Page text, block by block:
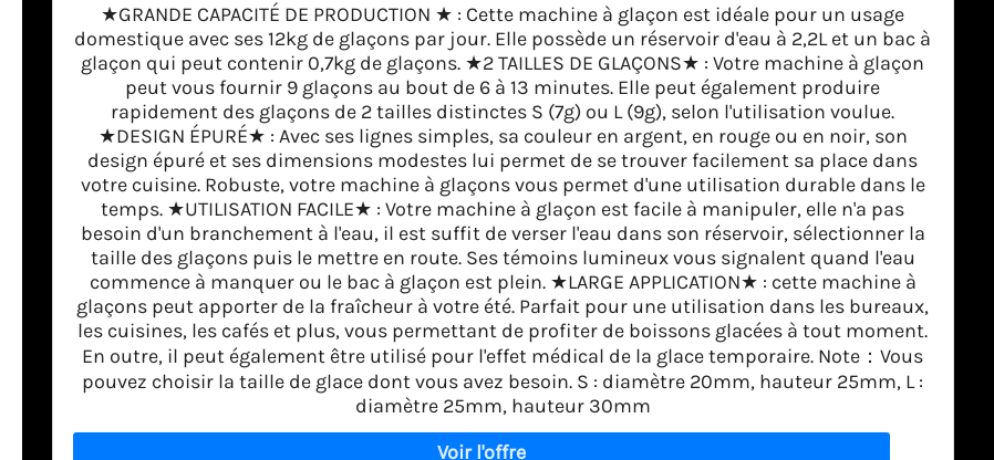
★GRANDE CAPACITÉ DE PRODUCTION ★ : Cette machine à glaçon est idéale pour un usage
domestique avec ses 12kg de glaçons par jour. Elle possède un réservoir d'eau à 2,2L et un bac à
glaçon qui peut contenir 0,7kg de glaçons. ★2 TAILLES DE GLAÇONS★ : Votre machine à glaçon
peut vous fournir 9 glaçons au bout de 6 à 13 minutes. Elle peut également produire
rapidement des glaçons de 2 tailles distinctes S (7g) ou L (9g), selon l'utilisation voulue.
★DESIGN ÉPURÉ★ : Avec ses lignes simples, sa couleur en argent, en rouge ou en noir, son
design épuré et ses dimensions modestes lui permet de se trouver facilement sa place dans
votre cuisine. Robuste, votre machine à glaçons vous permet d'une utilisation durable dans le
temps. ★UTILISATION FACILE★ : Votre machine à glaçon est facile à manipuler, elle n'a pas
besoin d'un branchement à l'eau, il est suffit de verser l'eau dans son réservoir, sélectionner la
taille des glaçons puis le mettre en route. Ses témoins lumineux vous signalent quand l'eau
commence à manquer ou le bac à glaçon est plein. ★LARGE APPLICATION★ : cette machine à
glaçons peut apporter de la fraîcheur à votre été. Parfait pour une utilisation dans les bureaux,
les cuisines, les cafés et plus, vous permettant de profiter de boissons glacées à tout moment.
En outre, il peut également être utilisé pour l'effet médical de la glace temporaire. Note：Vous
pouvez choisir la taille de glace dont vous avez besoin. S : diamètre 20mm, hauteur 25mm, L :
diamètre 25mm, hauteur 30mm